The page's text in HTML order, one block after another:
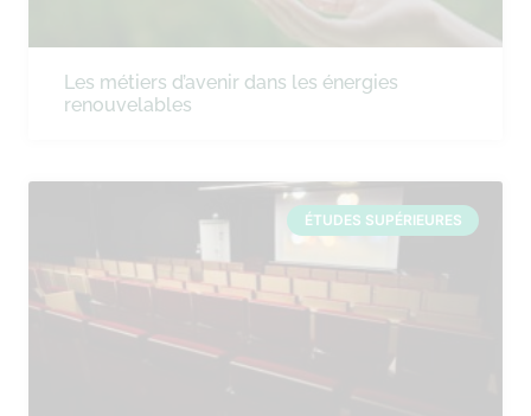
Les métiers d’avenir dans les énergies
renouvelables
ÉTUDES SUPÉRIEURES